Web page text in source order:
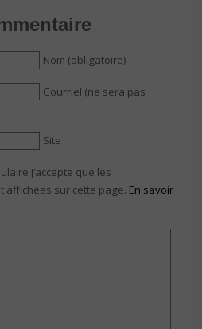
Nom (obligatoire)
Courriel (ne sera pas
Site
j’accepte que les
affichées sur cette page. En savoir